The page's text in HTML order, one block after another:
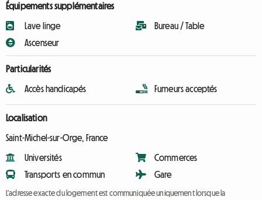
Équipements supplémentaires
Lave linge
Ascenseur
Bureau / Table
Particularités
Accès handicapés Fumeurs acceptés
Localisation
Saint-Michel-sur-Orge, France
Universités
Transports en commun
Commerces
Gare
L'adresse exacte du logement est communiquée uniquement lorsque la